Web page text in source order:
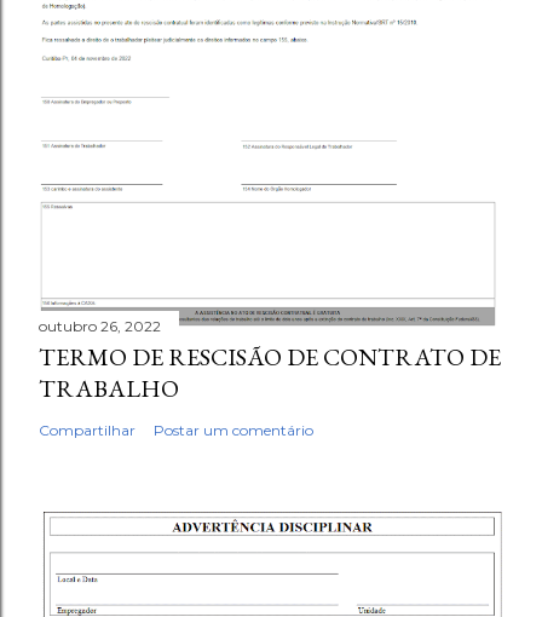
outubro 26, 2022
TERMO DE RESCISÃO DE CONTRATO DE
TRABALHO
Compartilhar Postar um comentário